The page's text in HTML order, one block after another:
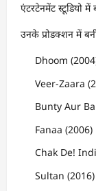
एंटरटेनमेंट स्टूडियो में
उनके प्रोडक्शन में
Dhoom
Veer-Zaara
Bunty Aur
Fanaa (2006)
Chak De!
Sultan (2016)